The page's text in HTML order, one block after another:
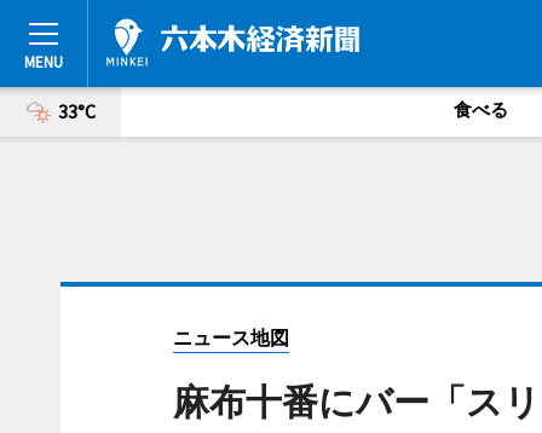
33°C 食べる
ニュース地図
麻布十番にバー「ス